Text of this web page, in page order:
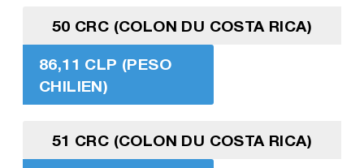
50 CRC (COLON DU COSTA RICA)
86,11 CLP (PESO
CHILIEN)
51 CRC (COLON DU COSTA RICA)